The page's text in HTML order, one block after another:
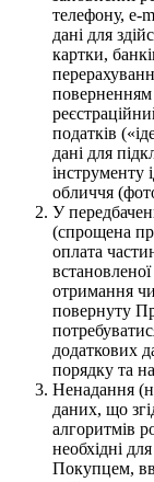
телефону, e-
дані для
картки,
поверненням
податків
дані для
інструменту
обличчя
У
(спрощена
оплата
отримання
повернуту
додаткових
порядку та
Ненадання
даних, що
алгоритмів
необхідні
Покупцем,